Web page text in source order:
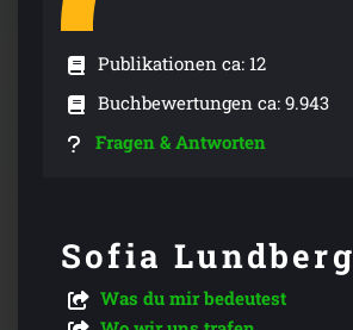
Publikationen ca: 12
Buchbewertungen ca: 9.943
Fragen & Antworten
Sofia Lundberg
Was du mir bedeutest